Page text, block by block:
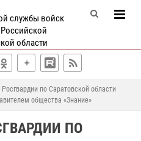
службы войск
области
по Саратовской области
общества «Знание»
ПО